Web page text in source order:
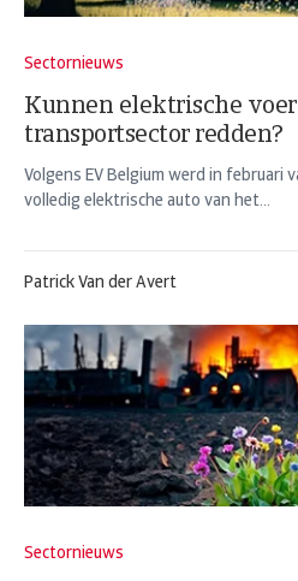
Sectornieuws
Kunnen elektrische
transportsector redden?
Volgens EV Belgium werd in februari
volledig elektrische auto van het...
Patrick Van der Avert
Sectornieuws